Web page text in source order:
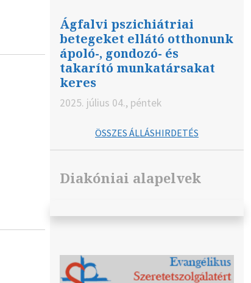
Ágfalvi pszichiátriai
betegeket ellátó otthonunk
ápoló-, gondozó- és
takarító munkatársakat
keres
2025. július 04., péntek
ÖSSZES ÁLLÁSHIRDETÉS
Diakóniai alapelvek